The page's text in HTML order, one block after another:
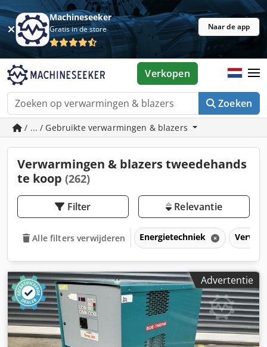
Machineseeker
Gratis in de store Naar de app
Zoeken
Verkopen
/ ... / Gebruikte verwarmingen & blazers
Verwarmingen & blazers tweedehands
te koop (262)
Filter Relevantie
Alle filters verwijderen Energietechniek
Advertentie